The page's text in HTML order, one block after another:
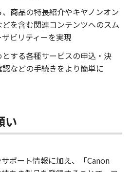
商品の特長紹介やキヤノンオン
を含む関連コンテンツへのスム
ビリティーを実現
する各種サービスの申込・決
などの手続きをより簡単に
い
ポート情報に加え、「Canon